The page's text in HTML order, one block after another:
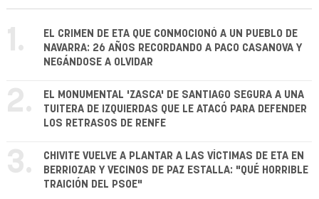
1.
EL CRIMEN DE ETA QUE CONMOCIONÓ A UN PUEBLO DE
NAVARRA: 26 AÑOS RECORDANDO A PACO CASANOVA Y
NEGÁNDOSE A OLVIDAR
2.
EL MONUMENTAL 'ZASCA' DE SANTIAGO SEGURA A UNA
TUITERA DE IZQUIERDAS QUE LE ATACÓ PARA DEFENDER
LOS RETRASOS DE RENFE
3.
CHIVITE VUELVE A PLANTAR A LAS VÍCTIMAS DE ETA EN
BERRIOZAR Y VECINOS DE PAZ ESTALLA: "QUÉ HORRIBLE
TRAICIÓN DEL PSOE"